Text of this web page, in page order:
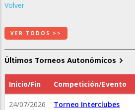
Volver
VER TODOS >>
Últimos Torneos Autonómicos
Inicio/Fin Competición/Evento
24/07/2026
Torneo Interclubes